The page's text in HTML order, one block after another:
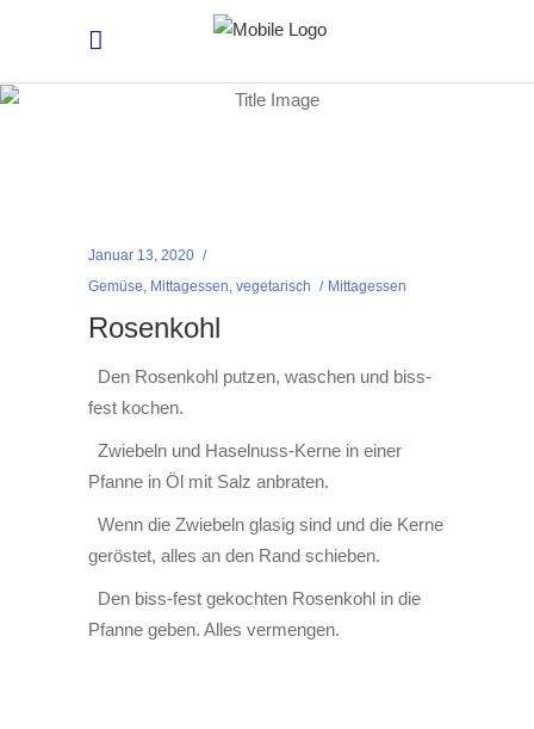
Januar 13, 2020
Gemüse, Mittagessen, vegetarisch Mittagessen
Rosenkohl
Den Rosenkohl putzen, waschen und biss-
fest kochen.
Zwiebeln und Haselnuss-Kerne in einer
Pfanne in Öl mit Salz anbraten.
Wenn die Zwiebeln glasig sind und die Kerne
geröstet, alles an den Rand schieben.
Den biss-fest gekochten Rosenkohl in die
Pfanne geben. Alles vermengen.